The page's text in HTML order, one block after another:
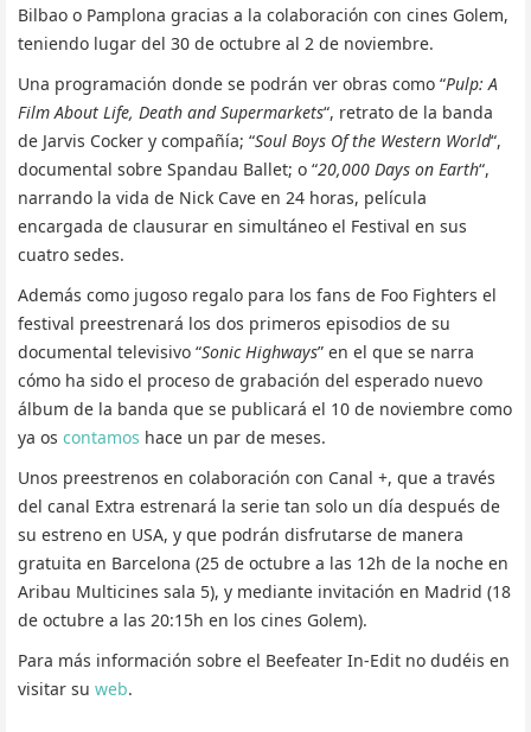
Bilbao o Pamplona gracias a la colaboración con cines Golem,
teniendo lugar del 30 de octubre al 2 de noviembre.
Una programación donde se podrán ver obras como “Pulp: A
Film About Life, Death and Supermarkets“, retrato de la banda
de Jarvis Cocker y compañía; “Soul Boys Of the Western World“,
documental sobre Spandau Ballet; o “20,000 Days on Earth“,
narrando la vida de Nick Cave en 24 horas, película
encargada de clausurar en simultáneo el Festival en sus
cuatro sedes.
Además como jugoso regalo para los fans de Foo Fighters el
festival preestrenará los dos primeros episodios de su
documental televisivo “Sonic Highways” en el que se narra
cómo ha sido el proceso de grabación del esperado nuevo
álbum de la banda que se publicará el 10 de noviembre como
ya os contamos hace un par de meses.
Unos preestrenos en colaboración con Canal +, que a través
del canal Extra estrenará la serie tan solo un día después de
su estreno en USA, y que podrán disfrutarse de manera
gratuita en Barcelona (25 de octubre a las 12h de la noche en
Aribau Multicines sala 5), y mediante invitación en Madrid (18
de octubre a las 20:15h en los cines Golem).
Para más información sobre el Beefeater In-Edit no dudéis en
visitar su web.